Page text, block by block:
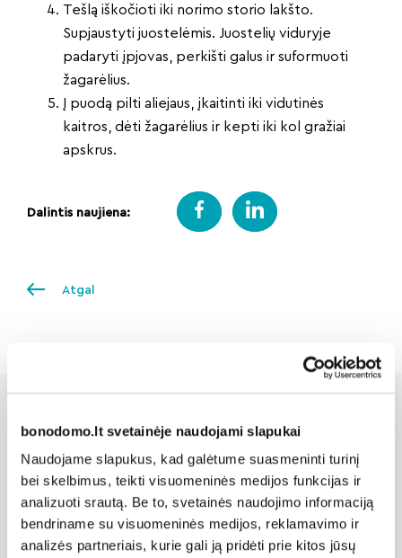
bonodomo.lt svetainėje naudojami slapukai
Naudojame slapukus, kad galėtume suasmeninti turinį
bei skelbimus, teikti visuomeninės medijos funkcijas ir
analizuoti srautą. Be to, svetainės naudojimo informaciją
bendriname su visuomeninės medijos, reklamavimo ir
analizės partneriais, kurie gali ją pridėti prie kitos jūsų
Tešlą iškočioti iki norimo storio lakšto.
Supjaustyti juostelėmis. Juostelių viduryje
padaryti įpjovas, perkišti galus ir suformuoti
žagarėlius.
Į puodą pilti aliejaus, įkaitinti iki vidutinės
kaitros, dėti žagarėlius ir kepti iki kol gražiai
apskrus.
Dalintis naujiena:
Atgal
Susijusios naujienos